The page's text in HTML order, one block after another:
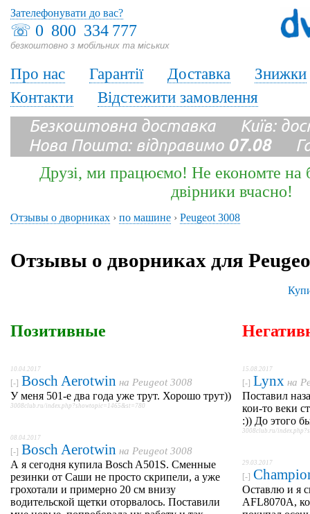
☏ 0 800 334 777
безкоштовно з мобільних та міських
Зателефонувати до вас?
Про нас Гарантії Доставка
Знижки
Контакти
Відстежити замовлення
Безкоштовна доставка Київ:
Нова Пошта: відправимо 07.08
Друзі, ми працюємо! Не економте на
двірники вчасно!
Отзывы о дворниках › по машине › Peugeot 3008
Отзывы о дворниках для
Позитивные
10.04.2017
[-] Bosch Aerotwin на Peugeot 3008
У меня 501-е два года уже трут. Хорошо трут))
3008club.ru/index.php?showtopic=1465&st=780
08.04.2017
[-] Bosch Aerotwin на Peugeot 3008
А я сегодня купила Bosch A501S. Сменные
резинки от Саши не просто скрипели, а уже
грохотали и примерно 20 см внизу
водительской щетки оторвалось. Поставили
15.08.2017
[-] Lynx на
Поставил
кои-то веки
:)) До этого
3008club.ru/
29.03.2017
[-]
Оставлю и я
AFL8070A,